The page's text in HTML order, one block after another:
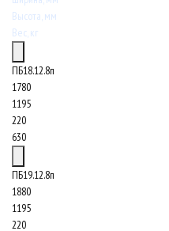
Высота, мм
Вес, кг
ПБ18.12.8п
1780
1195
220
630
ПБ19.12.8п
1880
1195
220